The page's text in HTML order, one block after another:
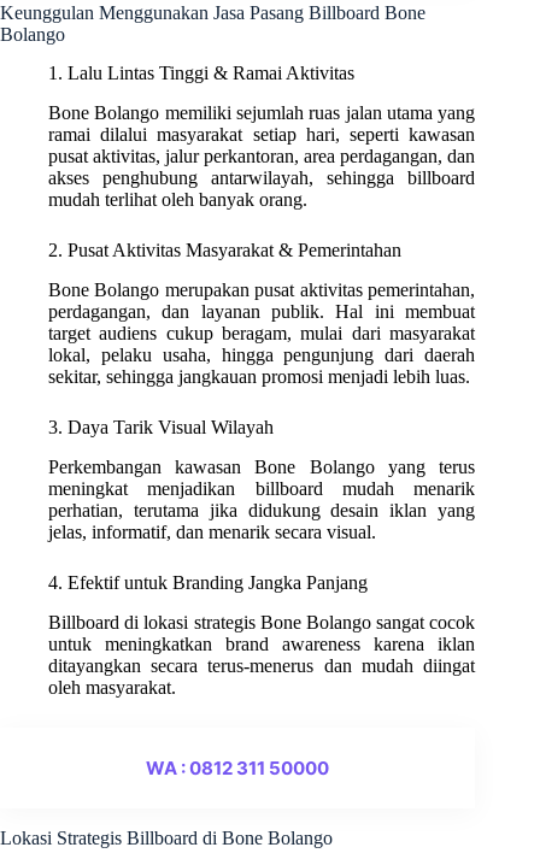
Keunggulan Menggunakan Jasa Pasang Billboard Bone
Bolango
1. Lalu Lintas Tinggi & Ramai Aktivitas
Bone Bolango memiliki sejumlah ruas jalan utama yang
ramai dilalui masyarakat setiap hari, seperti kawasan
pusat aktivitas, jalur perkantoran, area perdagangan, dan
akses penghubung antarwilayah, sehingga billboard
mudah terlihat oleh banyak orang.
2. Pusat Aktivitas Masyarakat & Pemerintahan
Bone Bolango merupakan pusat aktivitas pemerintahan,
perdagangan, dan layanan publik. Hal ini membuat
target audiens cukup beragam, mulai dari masyarakat
lokal, pelaku usaha, hingga pengunjung dari daerah
sekitar, sehingga jangkauan promosi menjadi lebih luas.
3. Daya Tarik Visual Wilayah
Perkembangan kawasan Bone Bolango yang terus
meningkat menjadikan billboard mudah menarik
perhatian, terutama jika didukung desain iklan yang
jelas, informatif, dan menarik secara visual.
4. Efektif untuk Branding Jangka Panjang
Billboard di lokasi strategis Bone Bolango sangat cocok
untuk meningkatkan brand awareness karena iklan
ditayangkan secara terus-menerus dan mudah diingat
oleh masyarakat.
WA : 0812 311 50000
Lokasi Strategis Billboard di Bone Bolango